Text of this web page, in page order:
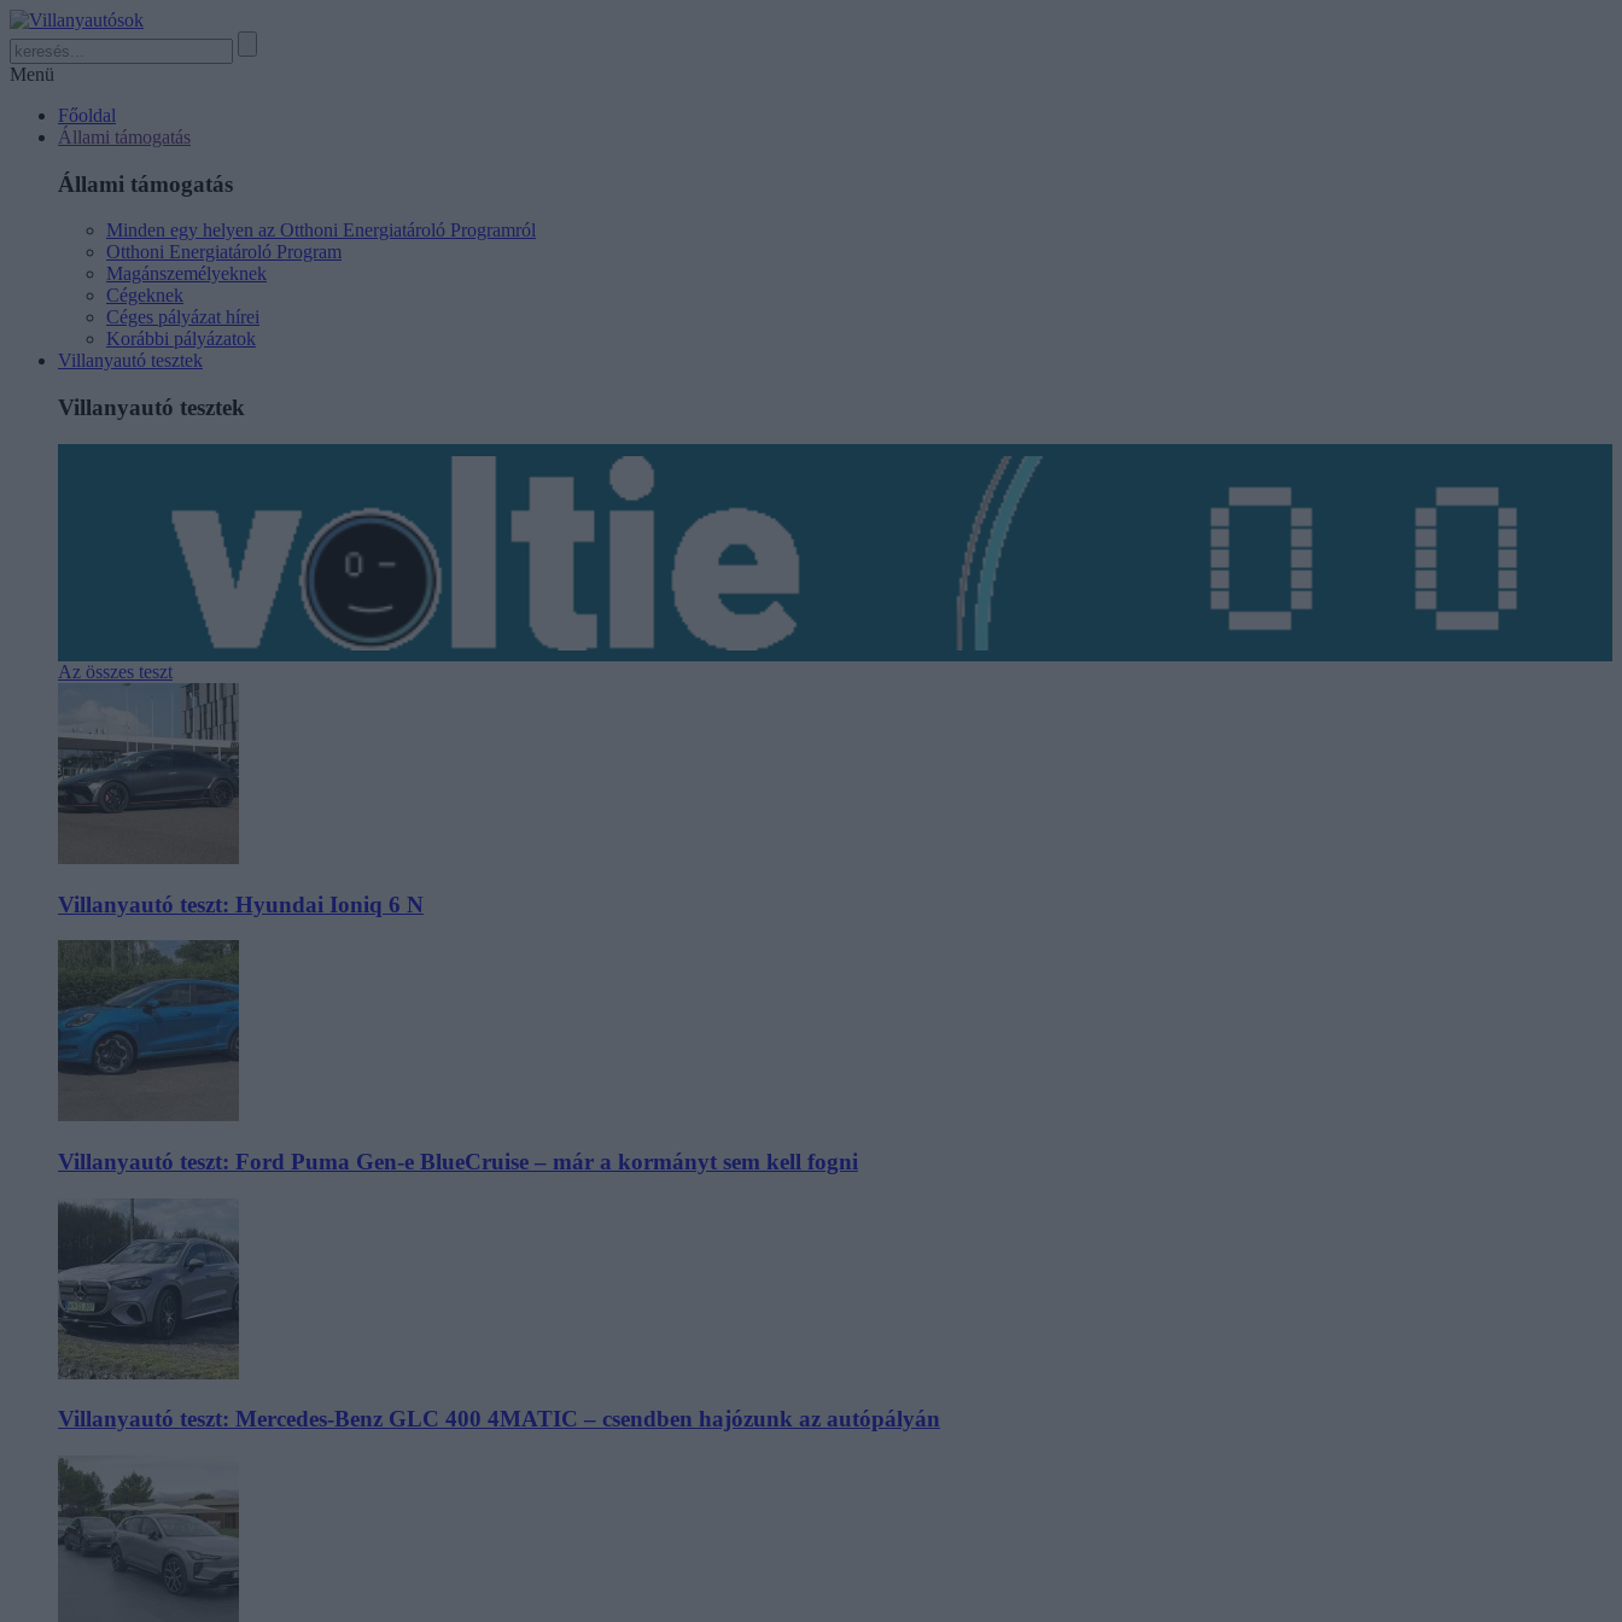
Menü
Főoldal
Állami támogatás
Állami támogatás
Minden egy helyen az Otthoni Energiatároló Programról
Otthoni Energiatároló Program
Magánszemélyeknek
Cégeknek
Céges pályázat hírei
Korábbi pályázatok
Villanyautó tesztek
Villanyautó tesztek
Az összes teszt
Villanyautó teszt: Hyundai Ioniq 6 N
Villanyautó teszt: Ford Puma Gen-e BlueCruise – már a kormányt sem kell fogni
Villanyautó teszt: Mercedes-Benz GLC 400 4MATIC – csendben hajózunk az autópályán